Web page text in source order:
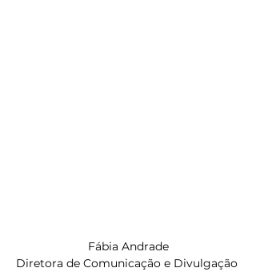
Fábia Andrade
Diretora de Comunicação e Divulgação